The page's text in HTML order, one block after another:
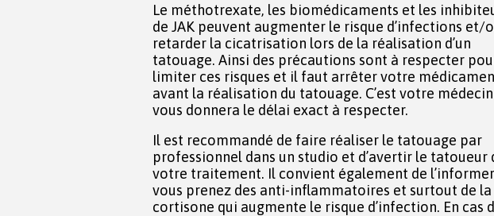
Le méthotrexate, les biomédicaments et les
de JAK peuvent augmenter le risque d’infections et/
retarder la cicatrisation lors de la réalisation d’un
tatouage. Ainsi des précautions sont à respecter
limiter ces risques et il faut arrêter votre
avant la réalisation du tatouage. C’est votre médecin qui
vous donnera le délai exact à respecter.
Il est recommandé de faire réaliser le tatouage par
professionnel dans un studio et d’avertir le tatoueur
votre traitement. Il convient également de l’informer si
vous prenez des anti-inflammatoires et surtout de la
cortisone qui augmente le risque d’infection. En cas